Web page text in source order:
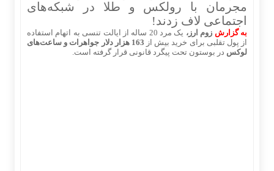
مجرمان با رولکس و طلا در شبکه‌های
اجتماعی لاف زدند!
به گزارش زوم ارز،
یک مرد 20 ساله از ایالت تنسی به اتهام استفاده
از پول تقلبی برای خرید بیش از
163 هزار دلار جواهرات و ساعت‌های
لوکس در بوستون تحت پیگرد قانونی قرار گرفته است.